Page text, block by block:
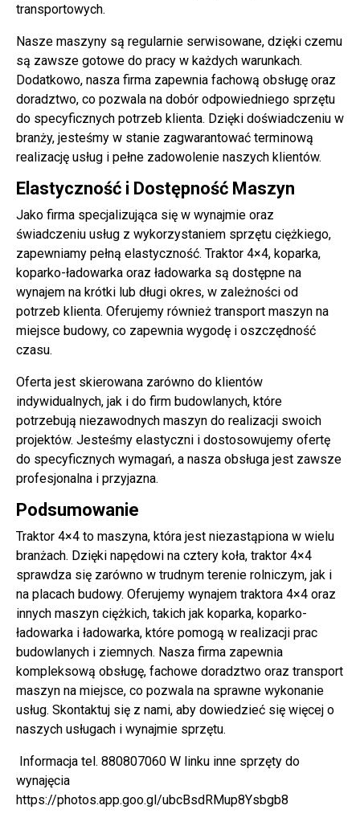
transportowych.
Nasze maszyny są regularnie serwisowane, dzięki czemu
są zawsze gotowe do pracy w każdych warunkach.
Dodatkowo, nasza firma zapewnia fachową obsługę oraz
doradztwo, co pozwala na dobór odpowiedniego sprzętu
do specyficznych potrzeb klienta. Dzięki doświadczeniu w
branży, jesteśmy w stanie zagwarantować terminową
realizację usług i pełne zadowolenie naszych klientów.
Elastyczność i Dostępność Maszyn
Jako firma specjalizująca się w wynajmie oraz
świadczeniu usług z wykorzystaniem sprzętu ciężkiego,
zapewniamy pełną elastyczność. Traktor 4×4, koparka,
koparko-ładowarka oraz ładowarka są dostępne na
wynajem na krótki lub długi okres, w zależności od
potrzeb klienta. Oferujemy również transport maszyn na
miejsce budowy, co zapewnia wygodę i oszczędność
czasu.
Oferta jest skierowana zarówno do klientów
indywidualnych, jak i do firm budowlanych, które
potrzebują niezawodnych maszyn do realizacji swoich
projektów. Jesteśmy elastyczni i dostosowujemy ofertę
do specyficznych wymagań, a nasza obsługa jest zawsze
profesjonalna i przyjazna.
Podsumowanie
Traktor 4×4 to maszyna, która jest niezastąpiona w wielu
branżach. Dzięki napędowi na cztery koła, traktor 4×4
sprawdza się zarówno w trudnym terenie rolniczym, jak i
na placach budowy. Oferujemy wynajem traktora 4×4 oraz
innych maszyn ciężkich, takich jak koparka, koparko-
ładowarka i ładowarka, które pomogą w realizacji prac
budowlanych i ziemnych. Nasza firma zapewnia
kompleksową obsługę, fachowe doradztwo oraz transport
maszyn na miejsce, co pozwala na sprawne wykonanie
usług. Skontaktuj się z nami, aby dowiedzieć się więcej o
naszych usługach i wynajmie sprzętu.
Informacja tel. 880807060 W linku inne sprzęty do
wynajęcia
https://photos.app.goo.gl/ubcBsdRMup8Ysbgb8